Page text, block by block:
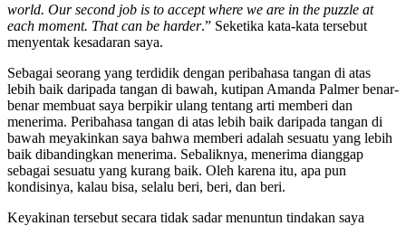
world. Our second job is to accept where we are in the puzzle at
each moment. That can be harder.” Seketika kata-kata tersebut
menyentak kesadaran saya.
Sebagai seorang yang terdidik dengan peribahasa tangan di atas
lebih baik daripada tangan di bawah, kutipan Amanda Palmer benar-
benar membuat saya berpikir ulang tentang arti memberi dan
menerima. Peribahasa tangan di atas lebih baik daripada tangan di
bawah meyakinkan saya bahwa memberi adalah sesuatu yang lebih
baik dibandingkan menerima. Sebaliknya, menerima dianggap
sebagai sesuatu yang kurang baik. Oleh karena itu, apa pun
kondisinya, kalau bisa, selalu beri, beri, dan beri.
Keyakinan tersebut secara tidak sadar menuntun tindakan saya